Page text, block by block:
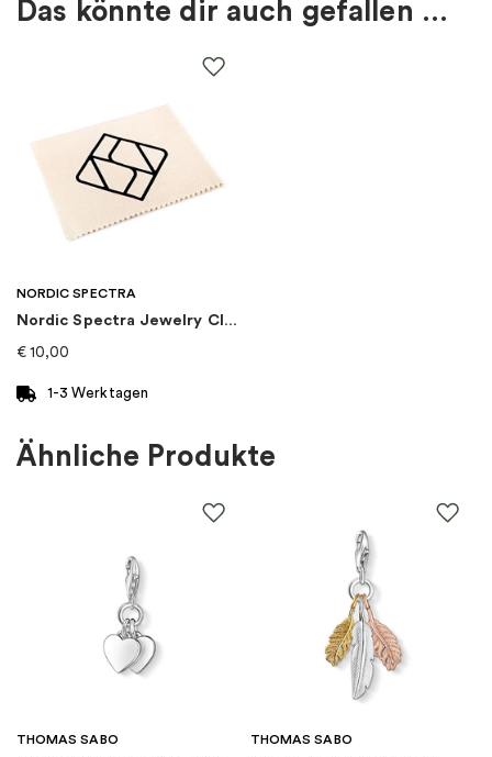
Steine:
Kategorie
Art von Charme
Kollektion : Pandora Moments
Das könnte dir auch gefallen …
NORDIC SPECTRA
Nordic Spectra Jewelry Cloth
€ 10,00
1-3 Werktagen
Ähnliche Produkte
THOMAS SABO THOMAS SABO